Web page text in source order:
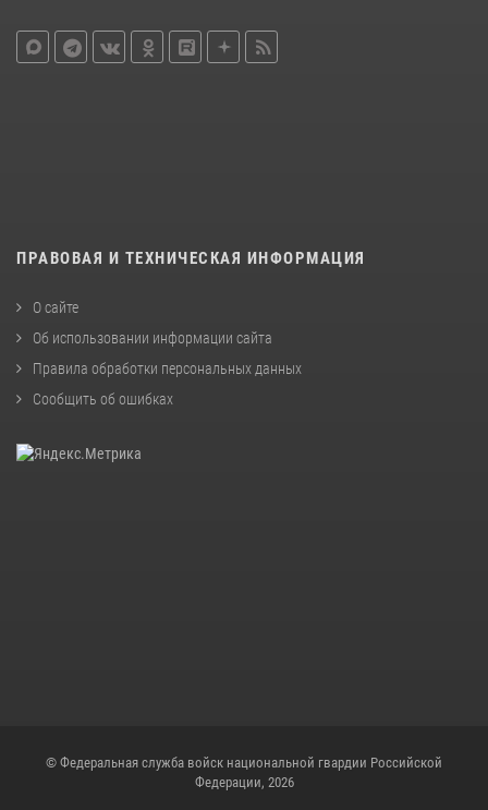
ПРАВОВАЯ И ТЕХНИЧЕСКАЯ ИНФОРМАЦИЯ
О сайте
Об использовании информации сайта
Правила обработки персональных данных
Сообщить об ошибках
© Федеральная служба войск национальной гвардии Российской
Федерации, 2026